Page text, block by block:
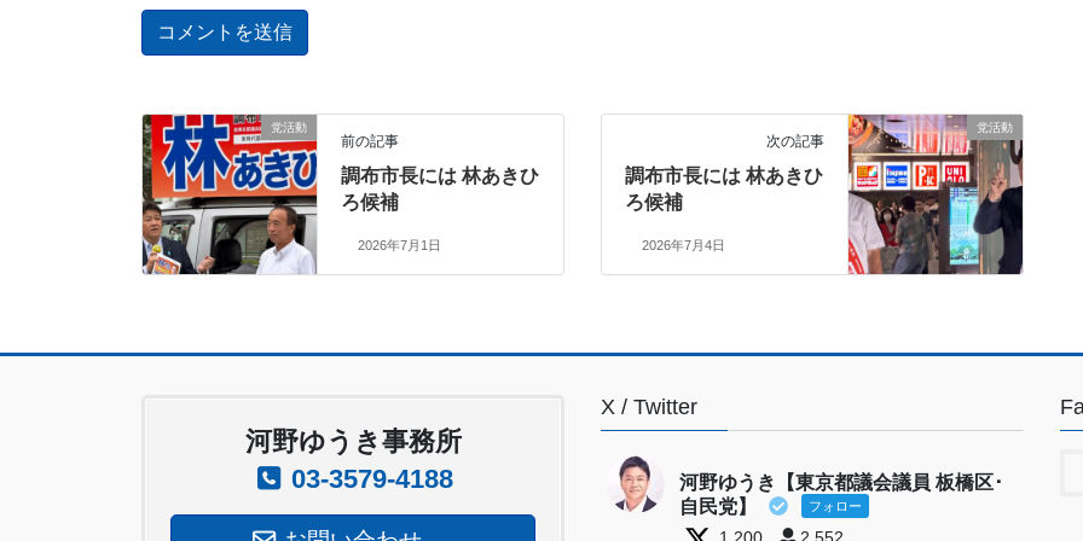
党活動
前の記事
調布市長には 林あきひ
ろ候補
2026年7月1日
党活動
次の記事
調布市長には 林あきひ
ろ候補
2026年7月4日
河野ゆうき事務所
03-3579-4188
X / Twitter
河野ゆうき【東京都議会議員 板橋区･
自民党】
フォロー
1,200 2,552